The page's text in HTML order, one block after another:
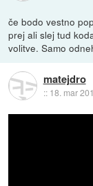
če bodo vestno
prej ali slej tud
volitve. Samo
matejdro
:: 18. mar